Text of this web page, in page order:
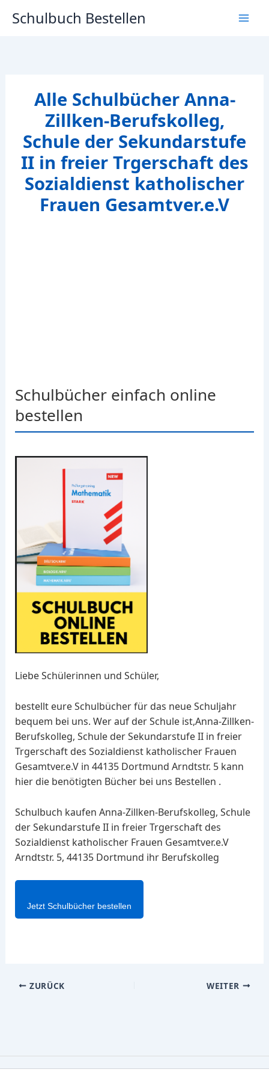
InhaltSchulbuch Bestellen
Alle Schulbücher Anna-
Zillken-Berufskolleg,
Schule der Sekundarstufe
II in freier Trgerschaft des
Sozialdienst katholischer
Frauen Gesamtver.e.V
Schulbücher einfach online
bestellen
Liebe Schülerinnen und Schüler,
bestellt eure Schulbücher für das neue Schuljahr
bequem bei uns. Wer auf der Schule ist,Anna-Zillken-
Berufskolleg, Schule der Sekundarstufe II in freier
Trgerschaft des Sozialdienst katholischer Frauen
Gesamtver.e.V in 44135 Dortmund Arndtstr. 5 kann
hier die benötigten Bücher bei uns Bestellen .
Schulbuch kaufen Anna-Zillken-Berufskolleg, Schule
der Sekundarstufe II in freier Trgerschaft des
Sozialdienst katholischer Frauen Gesamtver.e.V
Arndtstr. 5, 44135 Dortmund ihr Berufskolleg
Jetzt Schulbücher bestellen
ZURÜCK WEITER